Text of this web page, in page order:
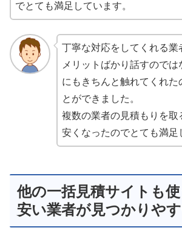
でとても満足しています。
丁寧な対応をしてくれる業
メリットばかり話すのでは
にもきちんと触れてくれた
とができました。
複数の業者の見積もりを取
安くなったのでとても満足
他の一括見積サイトも
安い業者が見つかりや